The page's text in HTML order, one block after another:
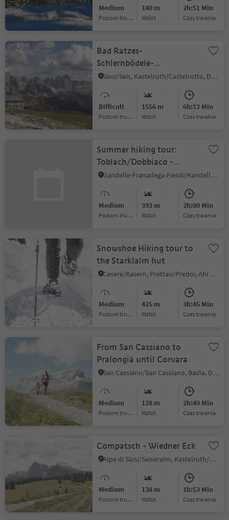
Medium
Poziom trudności
140 m
Wzlot
2h:51 Min
czas trwania
Bad Ratzes-
Schlernbödele-
Schlernhaus
Siusi/Seis, Kastelruth/Castelrotto, Dolomites Region Seiser Alm
Difficult
Poziom trudności
1556 m
Wzlot
6h:12 Min
czas trwania
Summer hiking tour:
Toblach/Dobbiaco -
Ratsberg/Monte Rota
Gandelle-Franadega-Fienili/Kandellen-Frondeigen-Stadlern, Toblach/Dobbiaco, Dolomites Region 3 Zinnen
Medium
Poziom trudności
393 m
Wzlot
2h:00 Min
czas trwania
Snowshoe Hiking tour to
the Starklalm hut
Casere/Kasern, Prettau/Predoi, Ahrntal/Valle Aurina
Medium
Poziom trudności
425 m
Wzlot
3h:45 Min
czas trwania
From San Cassiano to
Pralongiá until Corvara
San Cassiano/San Cassiano, Badia, Dolomites Region Alta Badia
Medium
Poziom trudności
128 m
Wzlot
2h:40 Min
czas trwania
Compatsch - Wiedner Eck
Alpe di Siusi/Seiseralm, Kastelruth/Castelrotto, Dolomites Region Seiser Alm
Medium
Poziom trudności
138 m
Wzlot
1h:53 Min
czas trwania